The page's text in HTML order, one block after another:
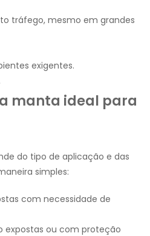
tráfego, mesmo em grandes
exigentes.
manta ideal para
do tipo de aplicação e das
simples:
com necessidade de
expostas ou com proteção